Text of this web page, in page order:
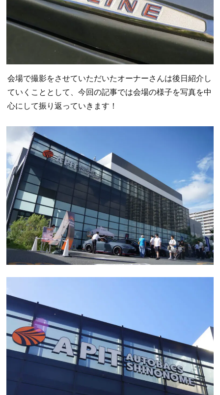
会場で撮影をさせていただいたオーナーさんは後日紹介し
ていくこととして、今回の記事では会場の様子を写真を中
心にして振り返っていきます！